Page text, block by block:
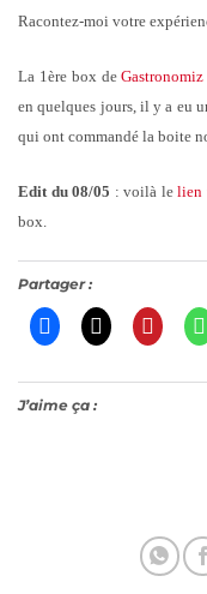
Racontez-moi votre
La 1ère box deGastronomiz
en quelques jours, il y a eu
qui ont commandé la boite
Edit du 08/05 : voilà lelien
box.
Partager :
J’aime ça :